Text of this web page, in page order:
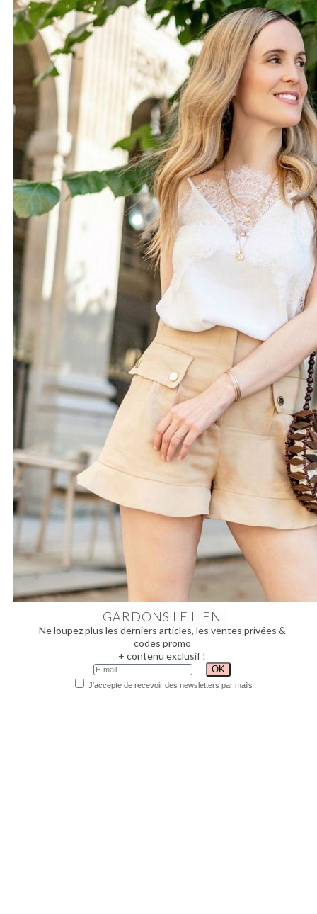
GARDONS LE LIEN
Ne loupez plus les derniers articles, les ventes privées &
codes promo
+ contenu exclusif !
J'accepte de recevoir des newsletters par mails